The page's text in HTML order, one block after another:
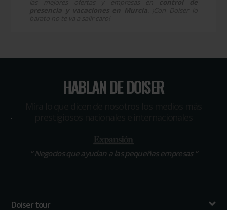
HABLAN DE DOISER
“Negocios que ayudan a las pequeñas empresas “
Doiser tour